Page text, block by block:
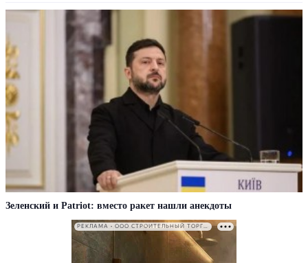
Зеленский и Patriot: вместо ракет нашли анекдоты
РЕКЛАМА • ООО СТРОИТЕЛЬНЫЙ ТОРГОВЫЙ ДОМ «ПЕТРОВИЧ». ИНН: 7802348846